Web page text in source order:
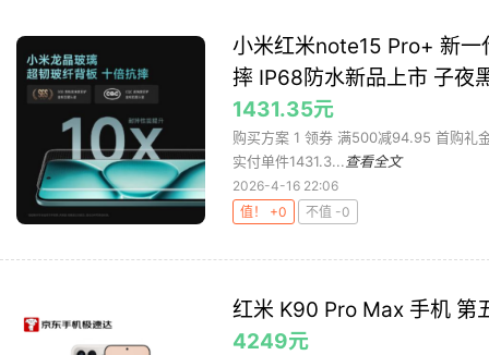
小米红米note15 Pro+ 新一
摔 IP68防水新品上市 子夜
1431.35元
购买方案 1 领券 满500减94.95 首购礼
实付单件1431.3... 查看全文
2026-4-16 22:06
值！ +0
不值 -0
红米 K90 Pro Max 手机 第
4249元